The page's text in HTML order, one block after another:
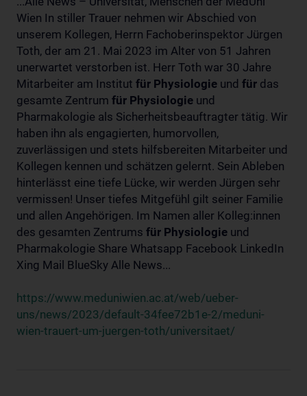
Wien In stiller Trauer nehmen wir Abschied von
unserem Kollegen, Herrn Fachoberinspektor Jürgen
Toth, der am 21. Mai 2023 im Alter von 51 Jahren
unerwartet verstorben ist. Herr Toth war 30 Jahre
Mitarbeiter am Institut für Physiologie und für das
gesamte Zentrum für Physiologie und
Pharmakologie als Sicherheitsbeauftragter tätig. Wir
haben ihn als engagierten, humorvollen,
zuverlässigen und stets hilfsbereiten Mitarbeiter und
Kollegen kennen und schätzen gelernt. Sein Ableben
hinterlässt eine tiefe Lücke, wir werden Jürgen sehr
vermissen! Unser tiefes Mitgefühl gilt seiner Familie
und allen Angehörigen. Im Namen aller Kolleg:innen
des gesamten Zentrums für Physiologie und
Pharmakologie Share Whatsapp Facebook LinkedIn
Xing Mail BlueSky Alle News...
https://www.meduniwien.ac.at/web/ueber-
uns/news/2023/default-34fee72b1e-2/meduni-
wien-trauert-um-juergen-toth/universitaet/